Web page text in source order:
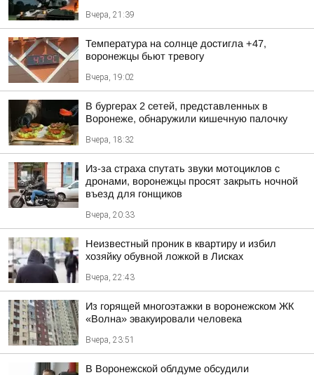
Вчера, 21:39
Температура на солнце достигла +47,
воронежцы бьют тревогу
Вчера, 19:02
В бургерах 2 сетей, представленных в
Воронеже, обнаружили кишечную палочку
Вчера, 18:32
Из-за страха спутать звуки мотоциклов с
дронами, воронежцы просят закрыть ночной
въезд для гонщиков
Вчера, 20:33
Неизвестный проник в квартиру и избил
хозяйку обувной ложкой в Лисках
Вчера, 22:43
Из горящей многоэтажки в воронежском ЖК
«Волна» эвакуировали человека
Вчера, 23:51
В Воронежской облдуме обсудили